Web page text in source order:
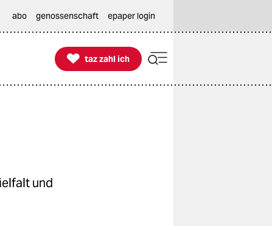
abo genossenschaft epaper login

taz zahl ich
taz zahl ich
und